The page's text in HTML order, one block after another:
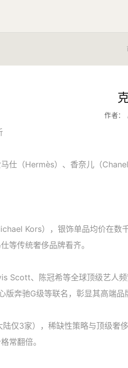
作者
仕（Hermès）、香奈儿（
Kors），银饰单品均价在数
等传统奢侈品牌看齐。
Scott、陈冠希等全球顶级艺人频
奔驰G级等联名，彰显其高端品
仅3家），稀缺性策略与顶级奢侈
常翻倍。